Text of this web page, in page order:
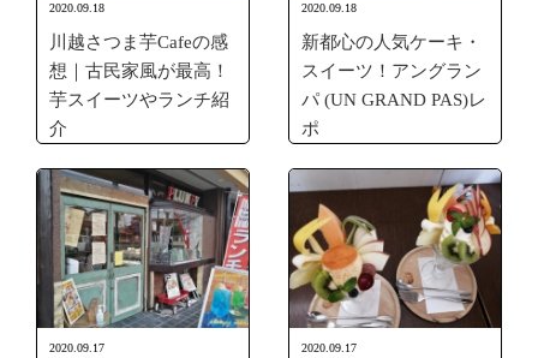
2020.09.18
川越さつま芋Cafeの感
想｜古民家風が最高！
芋スイーツやランチ紹
介
2020.09.18
新都心の人気ケーキ・
スイーツ！アングラン
パ (UN GRAND PAS)レ
ポ
2020.09.17 2020.09.17